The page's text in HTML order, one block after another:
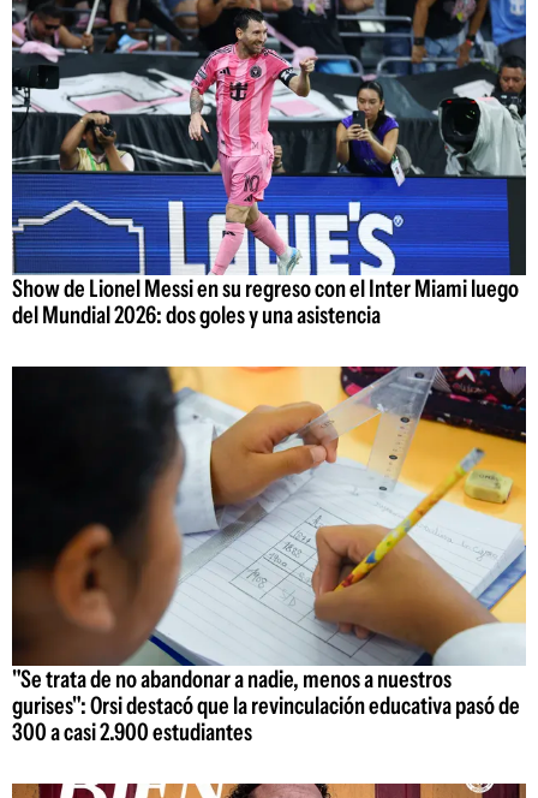
Show de Lionel Messi en su regreso con el Inter Miami luego
del Mundial 2026: dos goles y una asistencia
"Se trata de no abandonar a nadie, menos a nuestros
gurises": Orsi destacó que la revinculación educativa pasó de
300 a casi 2.900 estudiantes